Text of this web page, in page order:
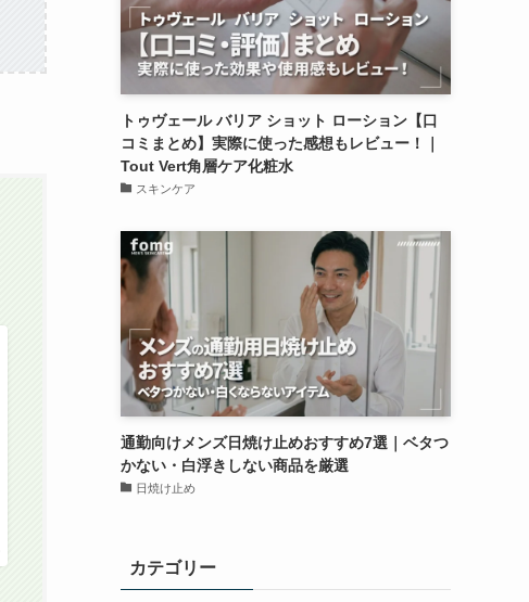
トゥヴェール バリア ショット ローション【口
コミまとめ】実際に使った感想もレビュー！｜
Tout Vert角層ケア化粧水
スキンケア
通勤向けメンズ日焼け止めおすすめ7選｜ベタつ
かない・白浮きしない商品を厳選
日焼け止め
カテゴリー